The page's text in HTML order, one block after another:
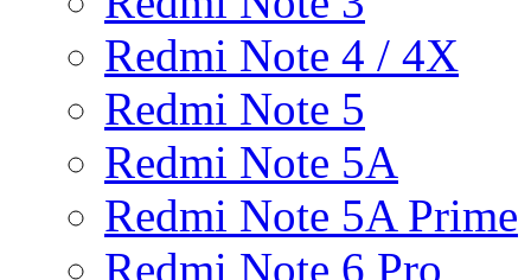
Redmi Note 4 / 4X
Redmi Note 5
Redmi Note 5A
Redmi Note 5A Prime
Redmi Note 6 Pro